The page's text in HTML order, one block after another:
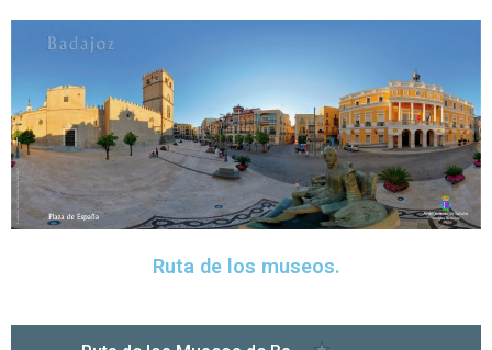
Ruta de los museos.